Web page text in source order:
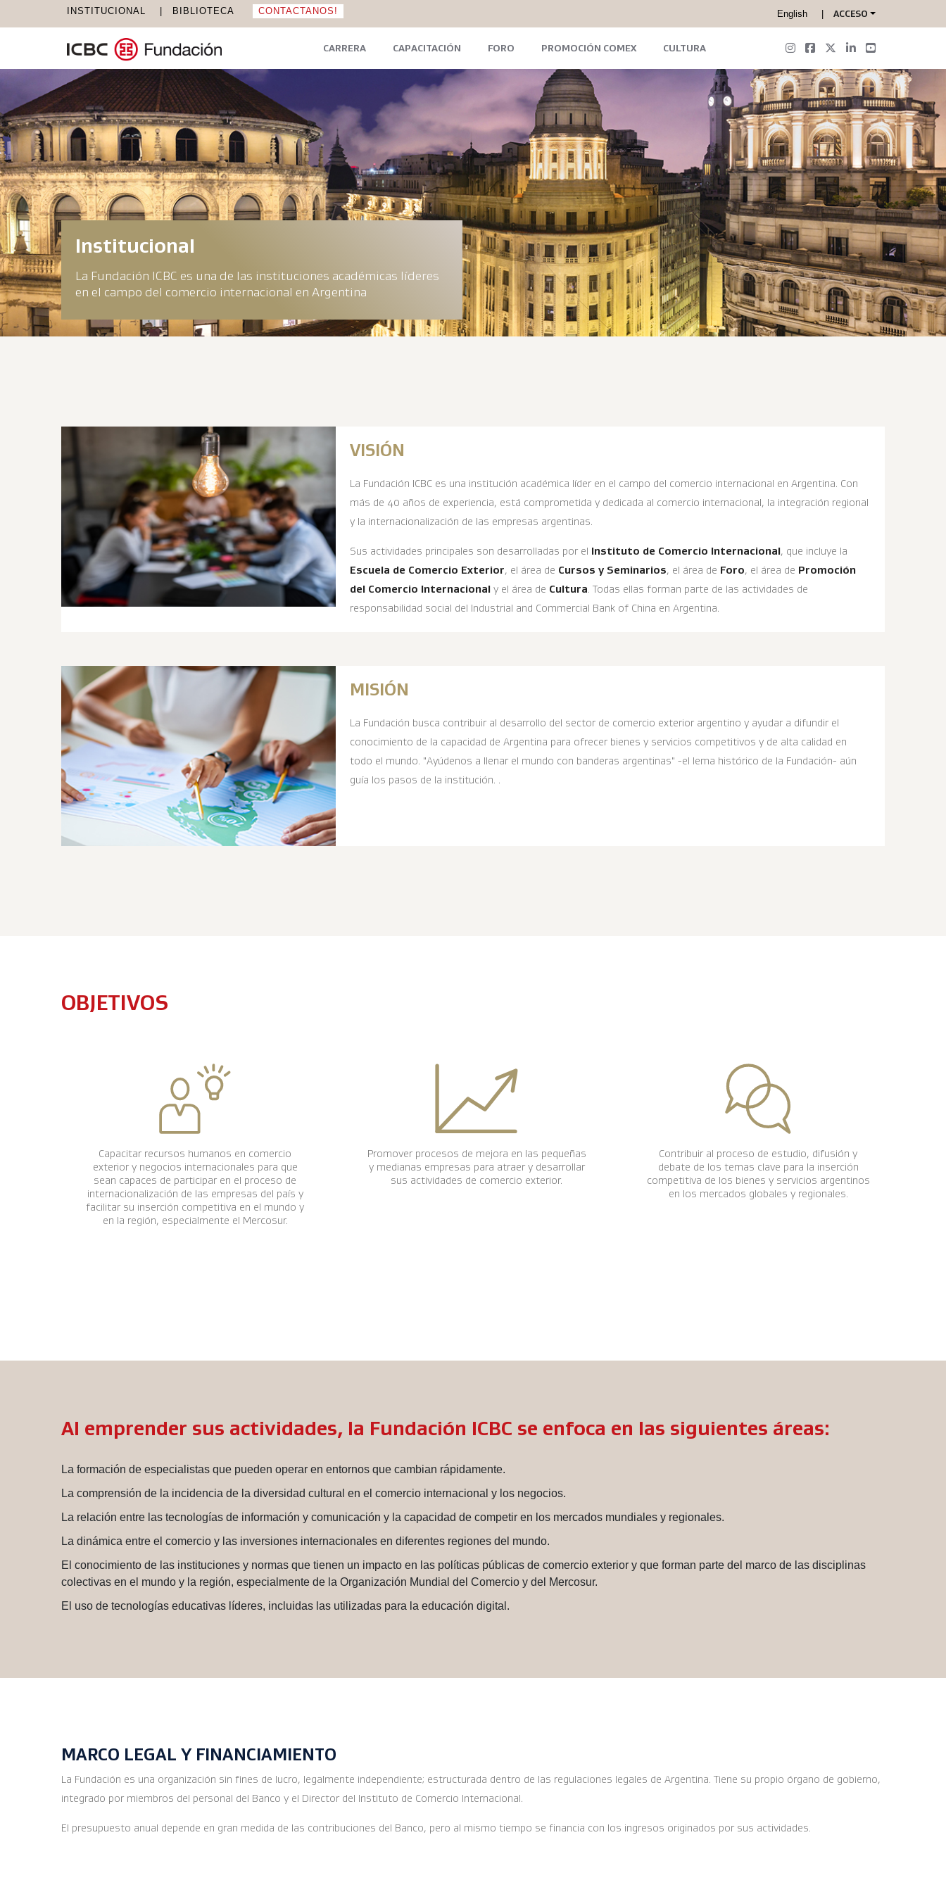
INSTITUCIONAL BIBLIOTECA CONTACTANOS! English ACCESO
CARRERA CAPACITACIÓN FORO PROMOCIÓN COMEX CULTURA
Institucional
La Fundación ICBC es una de las instituciones académicas líderes
en el campo del comercio internacional en Argentina
VISIÓN
La Fundación ICBC es una institución académica líder en el campo del comercio internacional en Argentina. Con
más de 40 años de experiencia, está comprometida y dedicada al comercio internacional, la integración regional
y la internacionalización de las empresas argentinas.
Sus actividades principales son desarrolladas por el Instituto de Comercio Internacional, que incluye la
Escuela de Comercio Exterior, el área de Cursos y Seminarios, el área de Foro, el área de Promoción
del Comercio Internacional y el área de Cultura . Todas ellas forman parte de las actividades de
responsabilidad social del Industrial and Commercial Bank of China en Argentina.
MISIÓN
La Fundación busca contribuir al desarrollo del sector de comercio exterior argentino y ayudar a difundir el
conocimiento de la capacidad de Argentina para ofrecer bienes y servicios competitivos y de alta calidad en
todo el mundo. "Ayúdenos a llenar el mundo con banderas argentinas" -el lema histórico de la Fundación- aún
guía los pasos de la institución. .
OBJETIVOS
Capacitar recursos humanos en comercio
exterior y negocios internacionales para que
sean capaces de participar en el proceso de
internacionalización de las empresas del país y
facilitar su inserción competitiva en el mundo y
en la región, especialmente el Mercosur.
Promover procesos de mejora en las pequeñas
y medianas empresas para atraer y desarrollar
sus actividades de comercio exterior.
Contribuir al proceso de estudio, difusión y
debate de los temas clave para la inserción
competitiva de los bienes y servicios argentinos
en los mercados globales y regionales.
Al emprender sus actividades, la Fundación ICBC se enfoca en las siguientes áreas:
La formación de especialistas que pueden operar en entornos que cambian rápidamente.
La comprensión de la incidencia de la diversidad cultural en el comercio internacional y los negocios.
La relación entre las tecnologías de información y comunicación y la capacidad de competir en los mercados mundiales y regionales.
La dinámica entre el comercio y las inversiones internacionales en diferentes regiones del mundo.
El conocimiento de las instituciones y normas que tienen un impacto en las políticas públicas de comercio exterior y que forman parte del marco de las disciplinas
colectivas en el mundo y la región, especialmente de la Organización Mundial del Comercio y del Mercosur.
El uso de tecnologías educativas líderes, incluidas las utilizadas para la educación digital.
MARCO LEGAL Y FINANCIAMIENTO
La Fundación es una organización sin fines de lucro, legalmente independiente; estructurada dentro de las regulaciones legales de Argentina. Tiene su propio órgano de gobierno,
integrado por miembros del personal del Banco y el Director del Instituto de Comercio Internacional.
El presupuesto anual depende en gran medida de las contribuciones del Banco, pero al mismo tiempo se financia con los ingresos originados por sus actividades.